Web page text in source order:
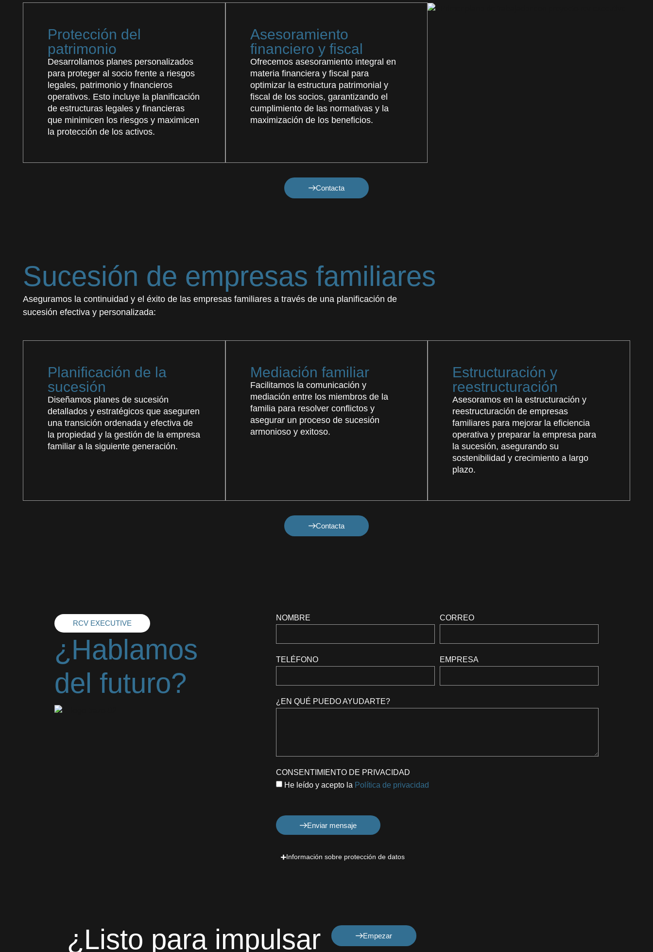
Protección del
patrimonio
Desarrollamos planes personalizados
para proteger al socio frente a riesgos
legales, patrimonio y financieros
operativos. Esto incluye la planificación
de estructuras legales y financieras
que minimicen los riesgos y maximicen
la protección de los activos.
Asesoramiento
financiero y fiscal
Ofrecemos asesoramiento integral en
materia financiera y fiscal para
optimizar la estructura patrimonial y
fiscal de los socios, garantizando el
cumplimiento de las normativas y la
maximización de los beneficios.
Contacta
Sucesión de empresas familiares
Aseguramos la continuidad y el éxito de las empresas familiares a través de una planificación de
sucesión efectiva y personalizada:
Planificación de la
sucesión
Diseñamos planes de sucesión
detallados y estratégicos que aseguren
una transición ordenada y efectiva de
la propiedad y la gestión de la empresa
familiar a la siguiente generación.
Mediación familiar
Facilitamos la comunicación y
mediación entre los miembros de la
familia para resolver conflictos y
asegurar un proceso de sucesión
armonioso y exitoso.
Estructuración y
reestructuración
Asesoramos en la estructuración y
reestructuración de empresas
familiares para mejorar la eficiencia
operativa y preparar la empresa para
la sucesión, asegurando su
sostenibilidad y crecimiento a largo
plazo.
Contacta
RCV EXECUTIVE
¿Hablamos
del futuro?
NOMBRE CORREO
TELÉFONO EMPRESA
¿EN QUÉ PUEDO AYUDARTE?
CONSENTIMIENTO DE PRIVACIDAD
He leído y acepto la Política de privacidad
Enviar mensaje
Información sobre protección de datos
¿Listo para impulsar
Empezar